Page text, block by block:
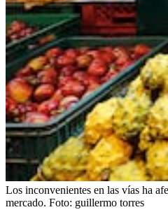
Los inconvenientes en las vías ha
mercado. Foto: guillermo torres